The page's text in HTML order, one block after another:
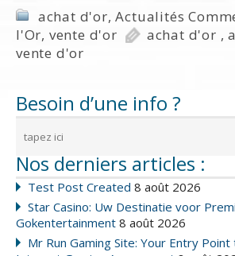
achat d'or,Actualités
l'Or, vente d'or achat d'or ,
vente d'or
Besoin d’une info ?
Nos derniers articles :
Test Post Created 8 août 2026
Star Casino: Uw Destinatie voor
Gokentertainment 8 août 2026
Mr Run Gaming Site: Your Entry